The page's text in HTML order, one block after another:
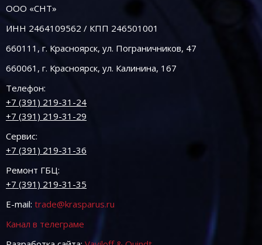
ООО «СНТ»
ИНН 2464109562 / КПП 246501001
660111, г. Красноярск, ул. Пограничников, 47
660061, г. Красноярск, ул. Калинина, 167
Телефон:
+7 (391) 219-31-24
+7 (391) 219-31-29
Сервис:
+7 (391) 219-31-36
Ремонт ГБЦ:
+7 (391) 219-31-35
E-mail: trade@krasparus.ru
Канал в телеграме